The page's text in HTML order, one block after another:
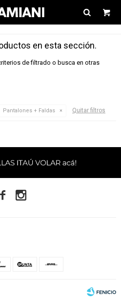
en esta sección.
de filtrado o busca en otras
Pantalones + Faldas Quitar filtros
 